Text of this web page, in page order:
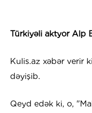
Türkiyəli aktyor Alp
Kulis.az xəbər verir
dəyişib.
Qeyd edək ki, o,